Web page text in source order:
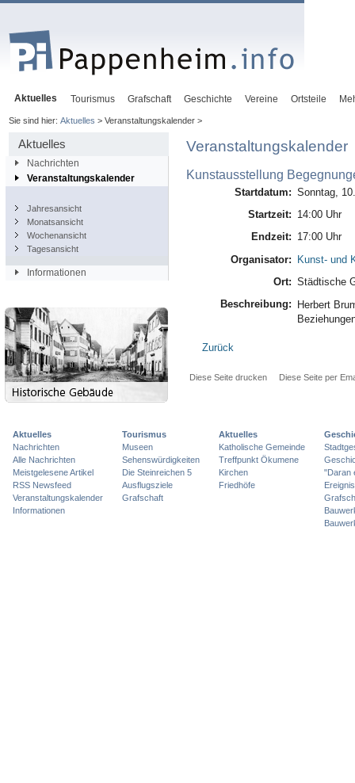
Aktuelles Tourismus Grafschaft Geschichte Vereine Ortsteile
Sie sind hier: Aktuelles > Veranstaltungskalender >
Aktuelles
Nachrichten
Veranstaltungskalender
Jahresansicht
Monatsansicht
Wochenansicht
Tagesansicht
Informationen
Veranstaltungskalender
Kunstausstellung
Startdatum: Sonntag,
Startzeit: 14:00 Uhr
Endzeit: 17:00 Uhr
Organisator: Kunst- und
Ort: Städtische
Beschreibung:
Herbert
Zurück
Diese Seite drucken Diese Seite per
Aktuelles
Nachrichten
Alle Nachrichten
Meistgelesene Artikel
RSS Newsfeed
Veranstaltungskalender
Informationen
Tourismus
Museen
Sehenswürdigkeiten
Die Steinreichen 5
Ausflugsziele
Grafschaft
Aktuelles
Katholische Gemeinde
Treffpunkt Ökumene
Kirchen
Friedhöfe
"Daran